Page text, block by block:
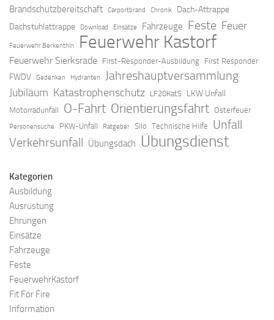
Brandschutzbereitschaft Carportbrand Chronik
Dach-Attrappe
Dachstuhlattrappe
Download Einsätze Fahrzeuge Feste Feuer
Feuerwehr Berkenthin Feuerwehr Kastorf
Feuerwehr Sierksrade First-Responder-Ausbildung First Responder
FWDV Gedenken Hydranten Jahreshauptversammlung
Jubiläum Katastrophenschutz LF20KatS LKW Unfall
Motorradunfall O-Fahrt Orientierungsfahrt Osterfeuer
Personensuche PKW-Unfall Ratgeber Silo Technische Hilfe Unfall
Verkehrsunfall Übungsdach Übungsdienst
Kategorien
Ausbildung
Ausrüstung
Ehrungen
Einsätze
Fahrzeuge
Feste
FeuerwehrKastorf
Fit For Fire
Information